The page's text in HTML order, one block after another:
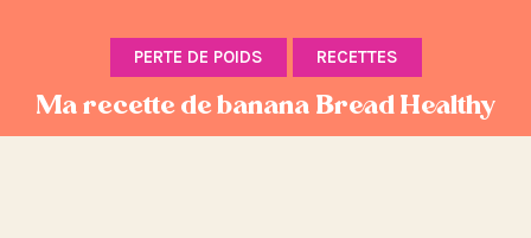
PERTE DE POIDS RECETTES
Ma recette de banana Bread Healthy